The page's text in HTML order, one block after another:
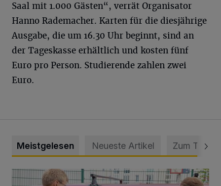
Saal mit 1.000 Gästen“, verrät Organisator
Hanno Rademacher. Karten für die diesjährige
Ausgabe, die um 16.30 Uhr beginnt, sind an
der Tageskasse erhältlich und kosten fünf
Euro pro Person. Studierende zahlen zwei
Euro.
Meistgelesen Neueste Artikel Zum Thema
Feuerwehr befreit Kind aus verschlossenem VW Bulli